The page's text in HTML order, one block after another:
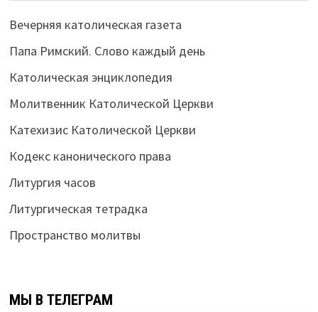
Вечерняя католическая газета
Папа Римский. Слово каждый день
Католическая энциклопедия
Молитвенник Католической Церкви
Катехизис Католической Церкви
Кодекс канонического права
Литургия часов
Литургическая тетрадка
Пространство молитвы
МЫ В ТЕЛЕГРАМ